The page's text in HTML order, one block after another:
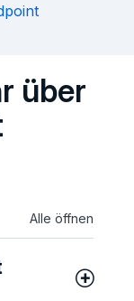
über
Alle öffnen